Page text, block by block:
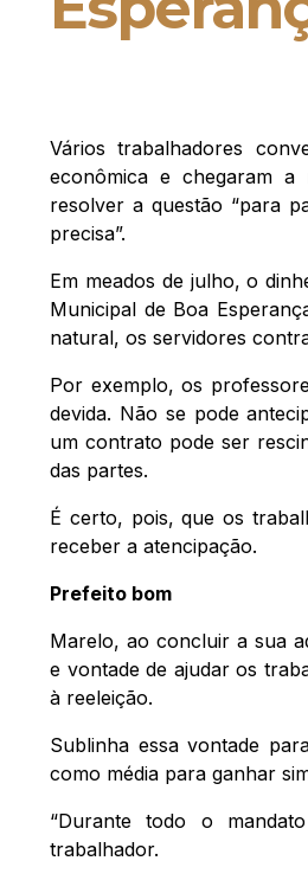
Vários trabalhadores
econômica e chegaram
resolver a questão “para
precisa”.
Em meados de julho, o
Municipal de Boa
natural, os servidores
Por exemplo, os
devida. Não se pode
um contrato pode ser
das partes.
É certo, pois, que os
receber a atencipação.
Prefeito bom
Marelo, ao concluir a sua
e vontade de ajudar os
à reeleição.
Sublinha essa vontade
como média para ganhar
“Durante todo o
trabalhador.